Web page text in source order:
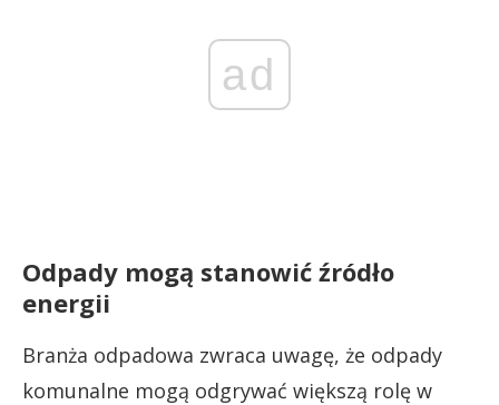
ad
Odpady mogą stanowić źródło
energii
Branża odpadowa zwraca uwagę, że odpady
komunalne mogą odgrywać większą rolę w